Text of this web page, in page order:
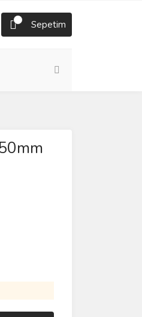
Sepetim